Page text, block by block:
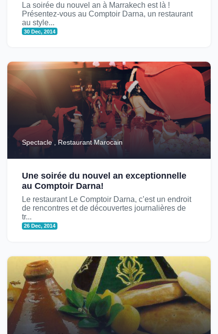
La soirée du nouvel an à Marrakech est là !
Présentez-vous au Comptoir Darna, un restaurant
au style...
30 Dec, 2014
Spectacle , Restaurant Marocain
Une soirée du nouvel an exceptionnelle
au Comptoir Darna!
Le restaurant Le Comptoir Darna, c’est un endroit
de rencontres et de découvertes journalières de
tr...
26 Dec, 2014